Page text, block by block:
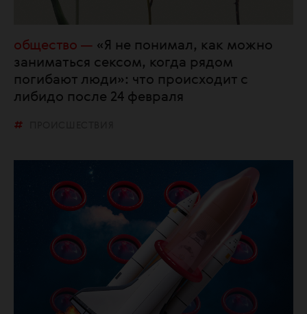
общество
«Я не понимал, как можно
заниматься сексом, когда рядом
погибают люди»: что происходит с
либидо после 24 февраля